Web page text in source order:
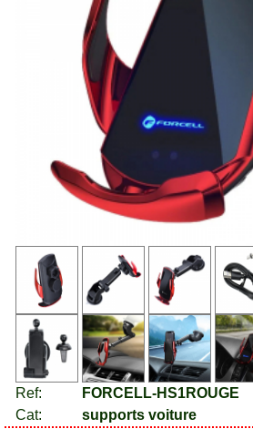
Ref:
FORCELL-HS1ROUGE
Cat:
supports voiture